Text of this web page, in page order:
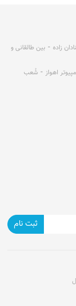
زاده ⁃ بین طالقانی و
اهواز ⁃ شُعب
ثبت نام